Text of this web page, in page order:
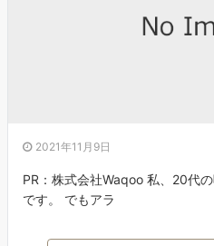
2021年11月9日
PR：株式会社Waqoo 私、20代
です。 でもアラ